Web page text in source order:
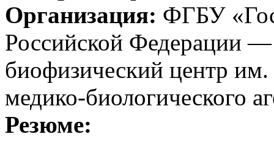
Организация: ФГБУ
Российской Федерации
биофизический центр
медико-биологического
Резюме: